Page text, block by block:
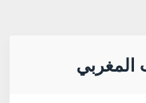
المغربي